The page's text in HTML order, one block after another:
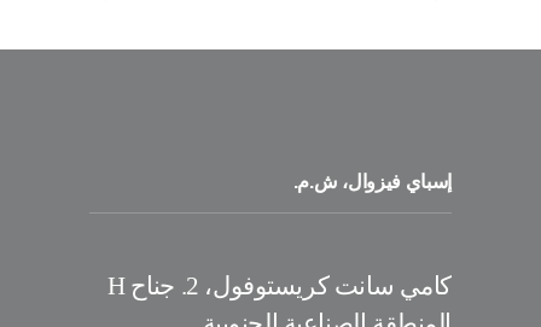
إسباي فيزوال، ش.م.
كامي سانت كريستوفول، 2. جناح H